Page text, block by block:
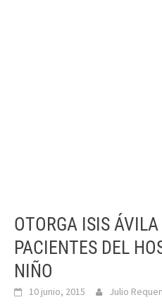
OTORGA ISIS
PACIENTES DEL
NIÑO
10 junio, 2015 Julio